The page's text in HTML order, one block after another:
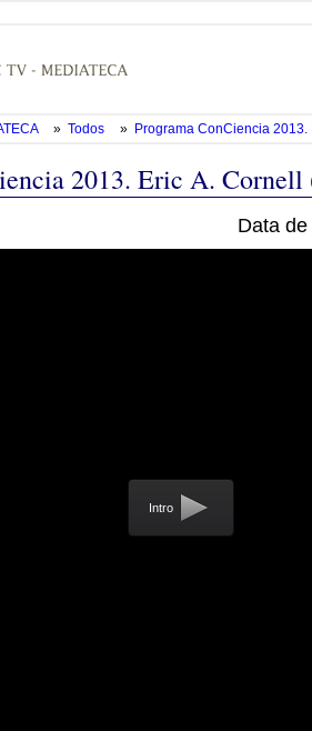
» Todos » Programa ConCiencia
2013. Eric A. Cornell
Data
Intro